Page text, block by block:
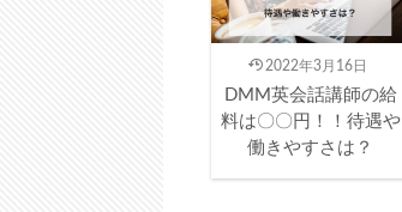
2022年3月16日
DMM英会話講師の給
料は〇〇円！！待遇や
働きやすさは？